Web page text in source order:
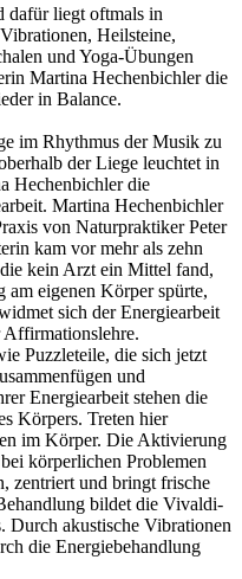
dafür liegt oftmals in
Heilsteine,
und Yoga-Übungen
Martina Hechenbichler die
in Balance.
im Rhythmus der Musik zu
der Liege leuchtet in
Hechenbichler die
Martina Hechenbichler
von Naturpraktiker Peter
kam vor mehr als zehn
kein Arzt ein Mittel fand,
eigenen Körper spürte,
sich der Energiearbeit
Puzzleteile, die sich jetzt
und
Energiearbeit stehen die
Körpers. Treten hier
im Körper. Die Aktivierung
körperlichen Problemen
zentriert und bringt frische
bildet die Vivaldi-
Durch akustische Vibrationen
die Energiebehandlung